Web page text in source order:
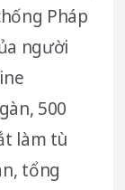
Pháp
người
500
làm tù
tổng